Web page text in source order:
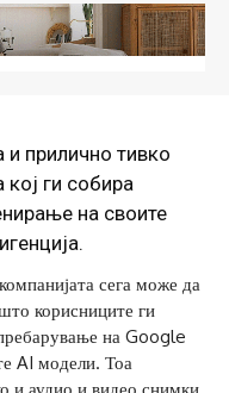
и прилично тивко
ги собира
на своите
сега може да
корисниците ги
на Google
AI модели. Тоа